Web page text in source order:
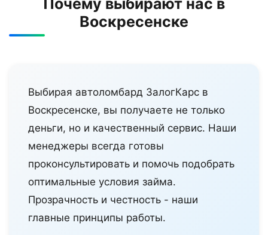
Почему выбирают нас в
Воскресенске
Выбирая автоломбард ЗалогКарс в
Воскресенске, вы получаете не только
деньги, но и качественный сервис. Наши
менеджеры всегда готовы
проконсультировать и помочь подобрать
оптимальные условия займа.
Прозрачность и честность - наши
главные принципы работы.